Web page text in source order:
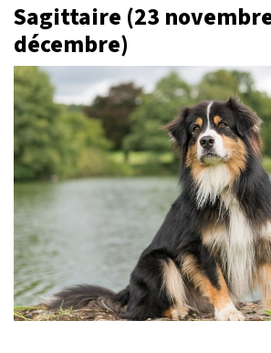
Sagittaire (23
décembre)